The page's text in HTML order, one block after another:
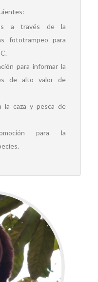
a través de la
fototrampeo para
para informar la
de alto valor de
la caza y pesca de
para la